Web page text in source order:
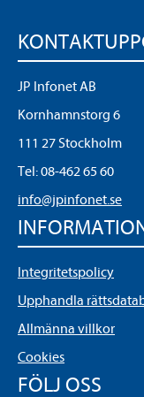
JP Infonet AB
Kornhamnstorg 6
111 27 Stockholm
Tel:08-462 65 60
info@jpinfonet.se
Integritetspolicy
Upphandla
Allmänna villkor
Cookies
FÖLJ OSS